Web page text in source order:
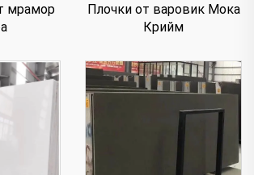
мрамор
Плочки от варовик Мока
Крийм